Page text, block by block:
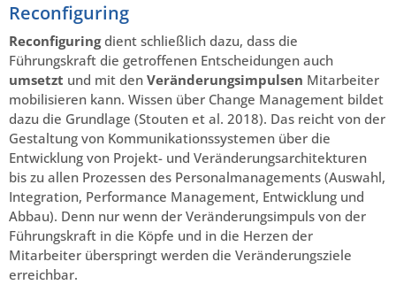
Reconfiguring
Reconfiguringdient schließlich dazu, dass die
Führungskraft die getroffenen Entscheidungen auch
umsetzt und mit den Veränderungsimpulsen Mitarbeiter
mobilisieren kann. Wissen über Change Management bildet
dazu die Grundlage (Stouten et al. 2018). Das reicht von der
Gestaltung von Kommunikationssystemen über die
Entwicklung von Projekt- und Veränderungsarchitekturen
bis zu allen Prozessen des Personalmanagements (Auswahl,
Integration, Performance Management, Entwicklung und
Abbau). Denn nur wenn der Veränderungsimpuls von der
Führungskraft in die Köpfe und in die Herzen der
Mitarbeiter überspringt werden die Veränderungsziele
erreichbar.